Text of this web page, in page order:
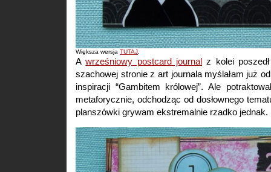
Większa wersja TUTAJ
Awrześniowy postcard journalz kolei
szachowej stronie z art journala myślałam już
inspiracji “Gambitem królowej”. Ale
metaforycznie, odchodząc od dosłownego
planszówki grywam ekstremalnie rzadko jednak.